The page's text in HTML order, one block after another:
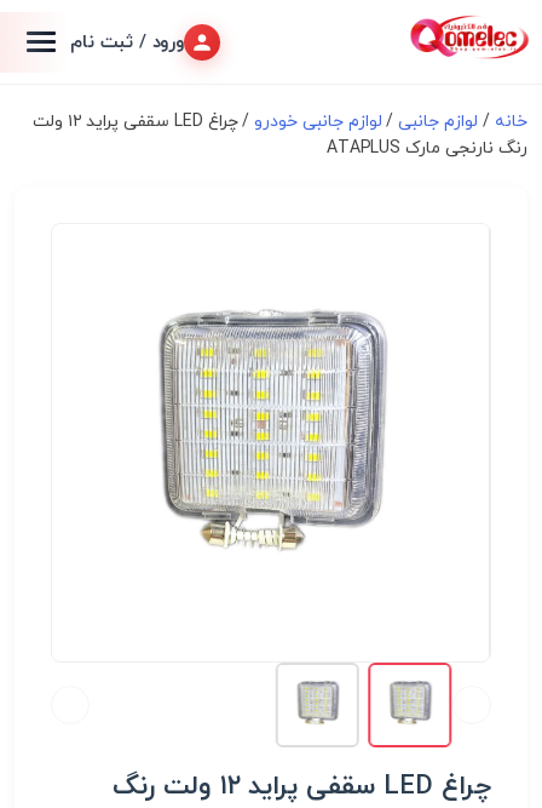
ورود / ثبت نام
خانه / لوازم جانبی/ لوازم جانبی خودرو
/ چراغ LED سقفی پراید ۱۲ ولت
رنگ نارنجی مارک ATAPLUS
چراغ LED سقفی پراید ۱۲ ولت رنگ